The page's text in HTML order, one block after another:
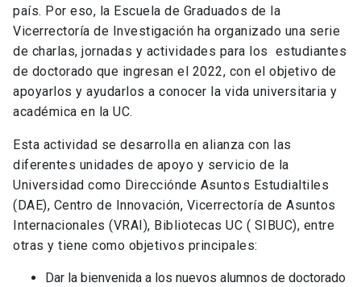
país. Por eso, la Escuela de Graduados de la
Vicerrectoría de Investigación ha organizado una serie
de charlas, jornadas y actividades para los estudiantes
de doctorado que ingresan el 2022, con el objetivo de
apoyarlos y ayudarlos a conocer la vida universitaria y
académica en la UC.
Esta actividad se desarrolla en alianza con las
diferentes unidades de apoyo y servicio de la
Universidad como Direcciónde Asuntos Estudialtiles
(DAE), Centro de Innovación, Vicerrectoría de Asuntos
Internacionales (VRAI), Bibliotecas UC ( SIBUC), entre
otras y tiene como objetivos principales:
Dar la bienvenida a los nuevos alumnos de doctorado